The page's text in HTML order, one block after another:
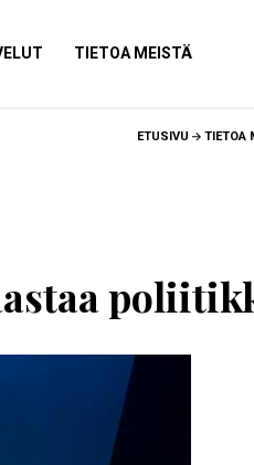
NÄYTÄ
TIETOA MEISTÄ
ETUSIVU TIETOA